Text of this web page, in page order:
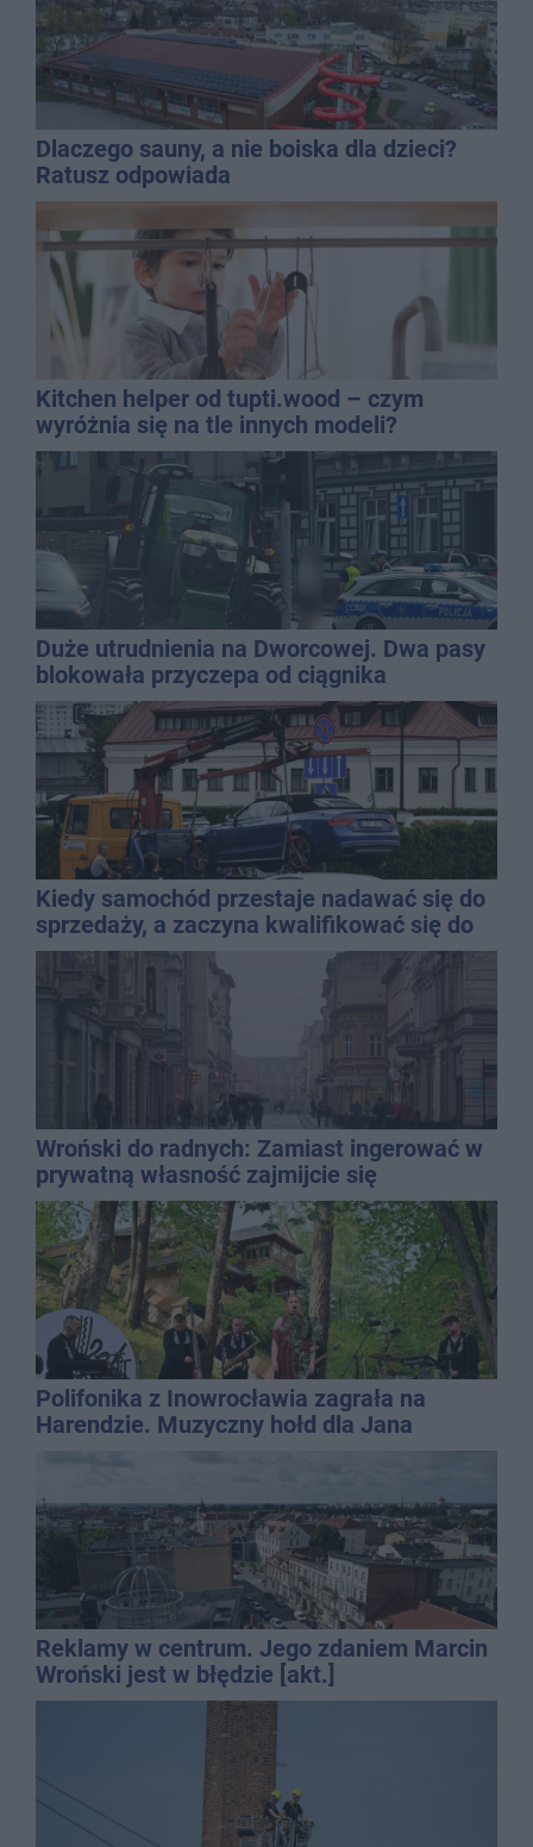
Dlaczego sauny, a nie boiska dla dzieci?
Ratusz odpowiada
Kitchen helper od tupti.wood – czym
wyróżnia się na tle innych modeli?
Duże utrudnienia na Dworcowej. Dwa pasy
blokowała przyczepa od ciągnika
Kiedy samochód przestaje nadawać się do
sprzedaży, a zaczyna kwalifikować się do
kasacji?
Wroński do radnych: Zamiast ingerować w
prywatną własność zajmijcie się
gospodarką
Polifonika z Inowrocławia zagrała na
Harendzie. Muzyczny hołd dla Jana
Reklamy w centrum. Jego zdaniem Marcin
Wroński jest w błędzie [akt.]